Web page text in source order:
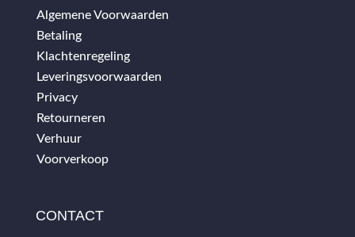
Algemene Voorwaarden
Betaling
Klachtenregeling
Leveringsvoorwaarden
Privacy
Retourneren
Verhuur
Voorverkoop
CONTACT